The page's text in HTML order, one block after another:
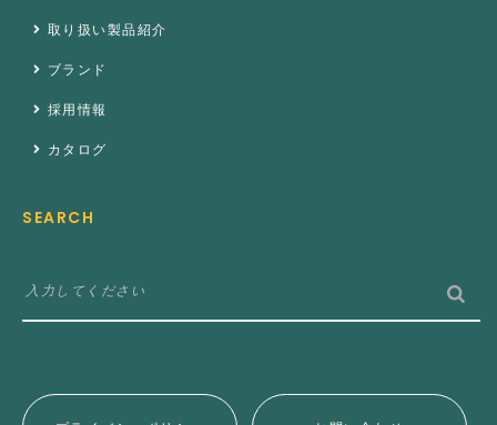
取り扱い製品紹介
ブランド
採用情報
カタログ
SEARCH